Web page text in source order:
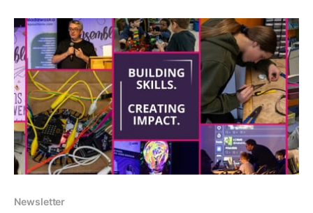
apprentissage inclusif et porteur de sens...
Newsletter